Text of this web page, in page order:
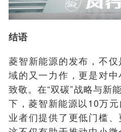
结语
菱智新能源的发布，不
域的又一力作，更是对
致敬。在“双碳”战略与新
下，菱智新能源以10万
业者们提供了更低门槛、